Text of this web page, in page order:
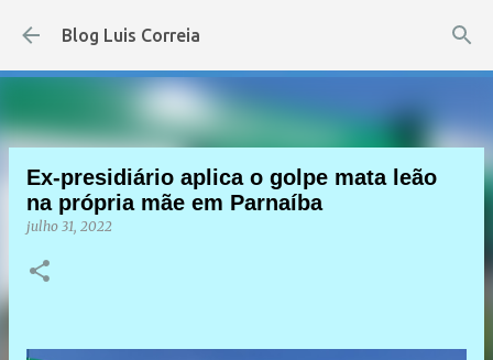
Pular para o conteúdo principal
Blog Luis Correia
Ex-presidiário aplica o golpe mata leão
na própria mãe em Parnaíba
julho 31, 2022